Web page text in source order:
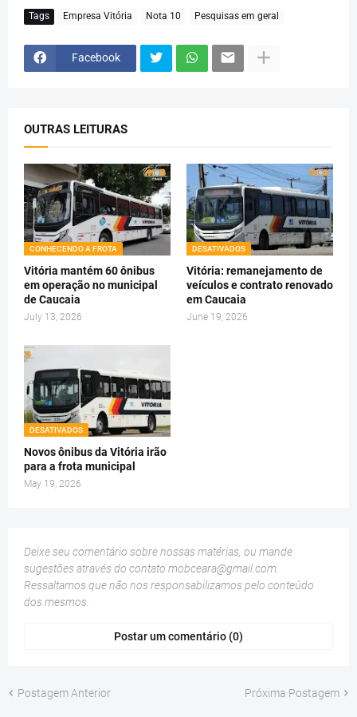
Tags Empresa Vitória Nota 10 Pesquisas em geral
Facebook
OUTRAS LEITURAS
CONHECENDO A FROTA
Vitória mantém 60 ônibus
em operação no municipal
de Caucaia
July 13, 2026
DESATIVADOS
Vitória: remanejamento de
veículos e contrato renovado
em Caucaia
June 19, 2026
DESATIVADOS
Novos ônibus da Vitória irão
para a frota municipal
May 19, 2026
Deixe seu comentário sobre nossas matérias, ou mande
sugestões através do contato mobceara@gmail.com
Ressaltamos que não nos responsabilizamos pelo conteúdo
dos mesmos.
Postar um comentário (0)
Postagem Anterior Próxima Postagem